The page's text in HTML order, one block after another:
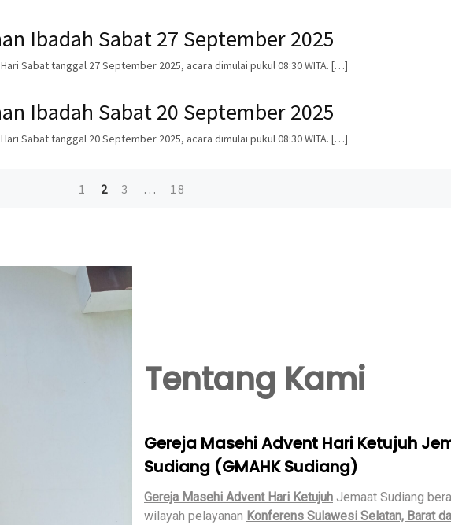
Ibadah Sabat 27 September 2025
Sabat tanggal 27 September 2025, acara dimulai pukul 08:30 WITA. […]
Ibadah Sabat 20 September 2025
Sabat tanggal 20 September 2025, acara dimulai pukul 08:30 WITA. […]
1 2 3 … 18
Tentang Kami
Gereja Masehi Advent Hari Ketujuh
Sudiang (GMAHK Sudiang)
Gereja Masehi Advent Hari Ketujuh Jemaat Sudiang
wilayah pelayanan Konferens Sulawesi Selatan, Barat